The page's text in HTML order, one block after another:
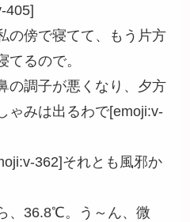
405]
の傍で寝てて、もう片方
てるので。
の調子が悪くなり、夕方
ゃみは出るわで[emoji:v-
362]それとも風邪か
、36.8℃。う～ん、微